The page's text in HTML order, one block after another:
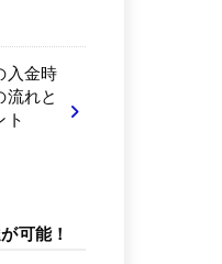
入金時
流れと
ト
可能！